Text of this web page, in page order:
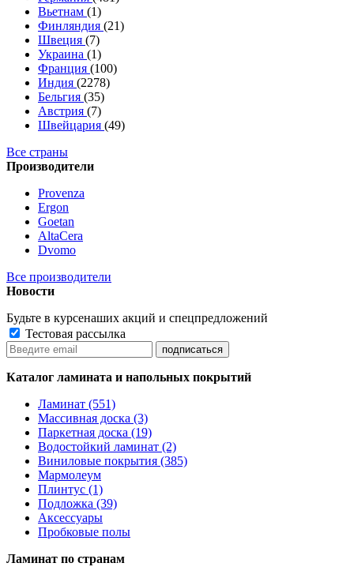
Вьетнам (1)
Финляндия (21)
Швеция (7)
Украина (1)
Франция (100)
Индия (2278)
Бельгия (35)
Австрия (7)
Швейцария (49)
Все страны
Производители
Provenza
Ergon
Goetan
AltaСera
Dvomo
Все производители
Новости
Будьте в курсенаших акций и спецпредложений
Тестовая рассылка
Каталог ламината и напольных покрытий
Ламинат (551)
Массивная доска (3)
Паркетная доска (19)
Водостойкий ламинат (2)
Виниловые покрытия (385)
Мармолеум
Плинтус (1)
Подложка (39)
Аксессуары
Пробковые полы
Ламинат по странам